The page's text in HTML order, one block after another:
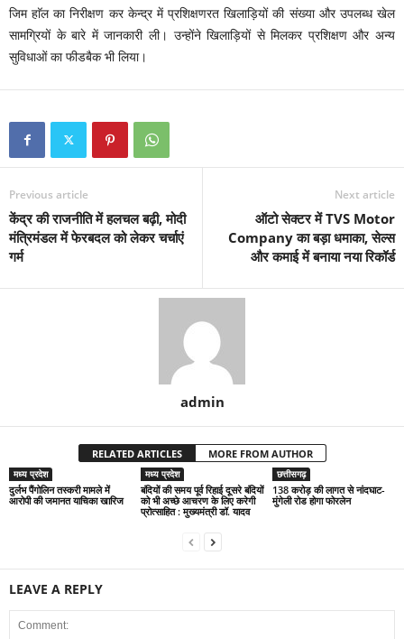
जिम हाॅल का निरीक्षण कर केन्द्र में प्रशिक्षणरत खिलाड़ियों की संख्या और उपलब्ध खेल
सामग्रियों के बारे में जानकारी ली। उन्होंने खिलाड़ियों से मिलकर प्रशिक्षण और अन्य
सुविधाओं का फीडबैक भी लिया।
Previous article
केंद्र की राजनीति में हलचल बढ़ी, मोदी
मंत्रिमंडल में फेरबदल को लेकर चर्चाएं
गर्म
Next article
ऑटो सेक्टर में TVS Motor
Company का बड़ा धमाका, सेल्स
और कमाई में बनाया नया रिकॉर्ड
admin
RELATED ARTICLES MORE FROM AUTHOR
मध्य प्रदेश
दुर्लभ पैंगोलिन तस्करी मामले में
आरोपी की जमानत याचिका खारिज
मध्य प्रदेश
बंदियों की समय पूर्व रिहाई दूसरे बंदियों
को भी अच्छे आचरण के लिए करेगी
प्रोत्साहित : मुख्यमंत्री डॉ. यादव
छत्तीसगढ़
138 करोड़ की लागत से नांदघाट-
मुंगेली रोड होगा फोरलेन
LEAVE A REPLY